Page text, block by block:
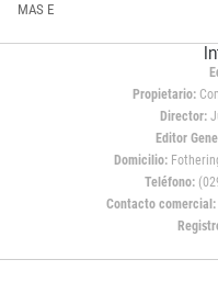
MAS E
Propietario:
Director:
Editor
Domicilio:
Teléfono:
Contacto comercial: